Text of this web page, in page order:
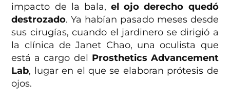
impacto de la bala,el ojo derecho quedó
destrozado. Ya habían pasado meses desde
sus cirugías, cuando el jardinero se dirigió a
la clínica de Janet Chao, una oculista que
está a cargo del Prosthetics Advancement
Lab, lugar en el que se elaboran prótesis de
ojos.